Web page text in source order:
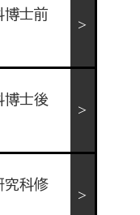
博士前
博士後
究科修